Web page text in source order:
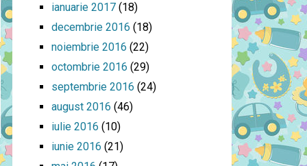
ianuarie 2017 (18)
decembrie 2016 (18)
noiembrie 2016 (22)
octombrie 2016 (29)
septembrie 2016 (24)
august 2016 (46)
iulie 2016 (10)
iunie 2016 (21)